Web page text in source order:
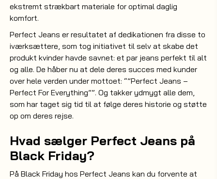
ekstremt strækbart materiale for optimal daglig
komfort.
Perfect Jeans er resultatet af dedikationen fra disse to
iværksættere, som tog initiativet til selv at skabe det
produkt kvinder havde savnet: et par jeans perfekt til alt
og alle. De håber nu at dele deres succes med kunder
over hele verden under mottoet: “”Perfect Jeans –
Perfect For Everything””. Og takker ydmygt alle dem,
som har taget sig tid til at følge deres historie og støtte
op om deres rejse.
Hvad sælger Perfect Jeans på
Black Friday?
På Black Friday hos Perfect Jeans kan du forvente at